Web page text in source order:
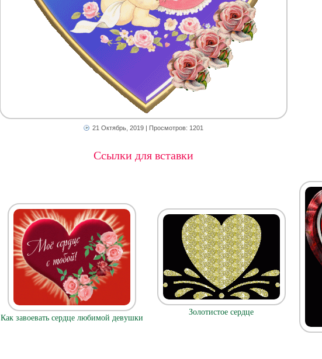
21 Октябрь, 2019| Просмотров: 1201
Ссылки для вставки
Как завоевать сердце любимой девушки
Золотистое сердце